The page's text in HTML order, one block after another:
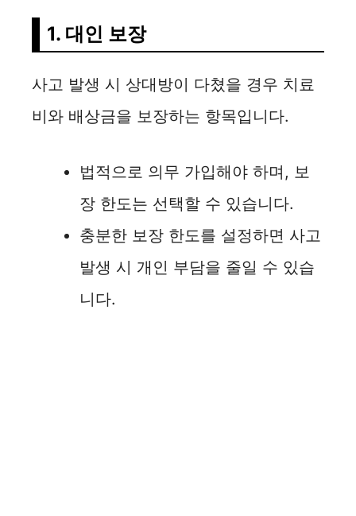
1. 대인 보장
사고 발생 시 상대방이 다쳤을 경우 치료
비와 배상금을 보장하는 항목입니다.
법적으로 의무 가입해야 하며, 보
장 한도는 선택할 수 있습니다.
충분한 보장 한도를 설정하면 사고
발생 시 개인 부담을 줄일 수 있습
니다.